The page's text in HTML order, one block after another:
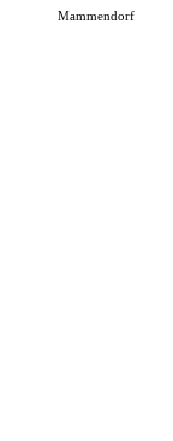
Mammendorf